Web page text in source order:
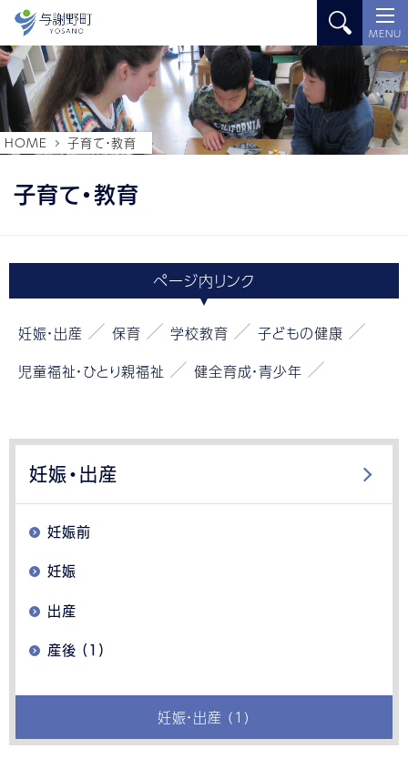
MENU
子育て・教育
HOME 子育て・教育
ページ内リンク
妊娠・出産 保育 学校教育
子どもの健康
児童福祉・ひとり親福祉
健全育成・青少年
妊娠・出産
妊娠前
妊娠
出産
産後 (1)
妊娠・出産 (1)